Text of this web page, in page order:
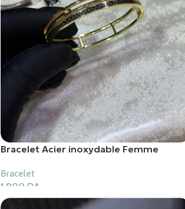
Bracelet Acier inoxydable Femme
Bracelet
1,900 DA